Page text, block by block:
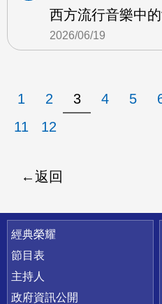
西方流行音樂中
2026/06/19
1 2 3 4 5
11
12
返回
快速連結
經典榮耀
節目表
主持人
政府資訊公開